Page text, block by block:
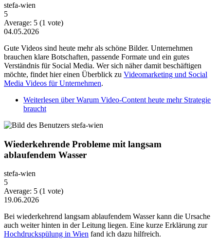
stefa-wien
5
Average: 5 (1 vote)
04.05.2026
Gute Videos sind heute mehr als schöne Bilder. Unternehmen
brauchen klare Botschaften, passende Formate und ein gutes
Verständnis für Social Media. Wer sich näher damit beschäftigen
möchte, findet hier einen Überblick zu Videomarketing und Social
Media Videos für Unternehmen.
Weiterlesen über Warum Video-Content heute mehr Strategie
braucht
Wiederkehrende Probleme mit langsam
ablaufendem Wasser
stefa-wien
5
Average: 5 (1 vote)
19.06.2026
Bei wiederkehrend langsam ablaufendem Wasser kann die Ursache
auch weiter hinten in der Leitung liegen. Eine kurze Erklärung zur
Hochdruckspülung in Wien fand ich dazu hilfreich.